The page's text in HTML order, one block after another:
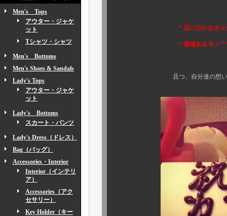
Men's Tops
アウター・ジャケ
ット
Tシャツ・シャツ
Men's Bottoms
Men's Shoes & Sandals
Lady's Tops
アウター・ジャケ
ット
Lady's Bottoms
スカート・パンツ
Lady's Dress（ドレス）
Bag（バッグ）
Accessories・Interior
Interior（インテリ
ア）
Accessories（アク
セサリー）
Key Holder（キー
“ 店に行かなきゃ分からな
“ 価値あるモノ ” “ 一
且つ、自分達の想いを強力に